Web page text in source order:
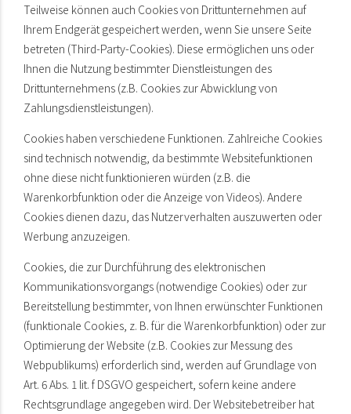
Teilweise können auch Cookies von Drittunternehmen auf
Ihrem Endgerät gespeichert werden, wenn Sie unsere Seite
betreten (Third-Party-Cookies). Diese ermöglichen uns oder
Ihnen die Nutzung bestimmter Dienstleistungen des
Drittunternehmens (z.B. Cookies zur Abwicklung von
Zahlungsdienstleistungen).
Cookies haben verschiedene Funktionen. Zahlreiche Cookies
sind technisch notwendig, da bestimmte Websitefunktionen
ohne diese nicht funktionieren würden (z.B. die
Warenkorbfunktion oder die Anzeige von Videos). Andere
Cookies dienen dazu, das Nutzerverhalten auszuwerten oder
Werbung anzuzeigen.
Cookies, die zur Durchführung des elektronischen
Kommunikationsvorgangs (notwendige Cookies) oder zur
Bereitstellung bestimmter, von Ihnen erwünschter Funktionen
(funktionale Cookies, z. B. für die Warenkorbfunktion) oder zur
Optimierung der Website (z.B. Cookies zur Messung des
Webpublikums) erforderlich sind, werden auf Grundlage von
Art. 6 Abs. 1 lit. f DSGVO gespeichert, sofern keine andere
Rechtsgrundlage angegeben wird. Der Websitebetreiber hat